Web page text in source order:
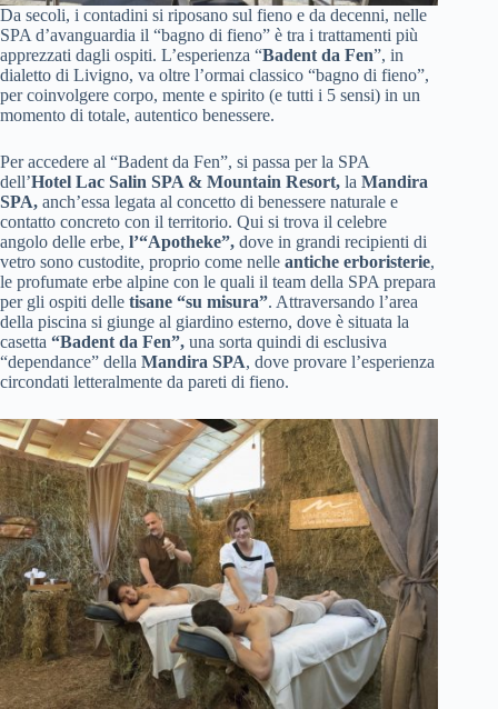
Da secoli, i contadini si riposano sul fieno e da decenni, nelle
SPA d’avanguardia il “bagno di fieno” è tra i trattamenti più
apprezzati dagli ospiti. L’esperienza “Badent da Fen”, in
dialetto di Livigno, va oltre l’ormai classico “bagno di fieno”,
per coinvolgere corpo, mente e spirito (e tutti i 5 sensi) in un
momento di totale, autentico benessere.
Per accedere al “Badent da Fen”, si passa per la SPA
dell’Hotel Lac Salin SPA & Mountain Resort, la Mandira
SPA, anch’essa legata al concetto di benessere naturale e
contatto concreto con il territorio. Qui si trova il celebre
angolo delle erbe, l’“Apotheke”, dove in grandi recipienti di
vetro sono custodite, proprio come nelle antiche erboristerie,
le profumate erbe alpine con le quali il team della SPA prepara
per gli ospiti delle tisane “su misura”. Attraversando l’area
della piscina si giunge al giardino esterno, dove è situata la
casetta “Badent da Fen”, una sorta quindi di esclusiva
“dependance” della Mandira SPA, dove provare l’esperienza
circondati letteralmente da pareti di fieno.